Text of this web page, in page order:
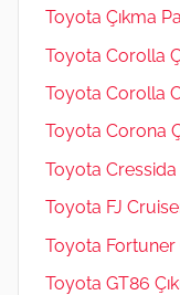
Toyota Çıkma
Toyota Corolla
Toyota Corolla
Toyota Corona
Toyota Cressida
Toyota FJ
Toyota Fortuner
Toyota GT86